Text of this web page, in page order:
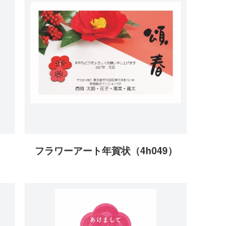
フラワーアート年賀状（4h049）